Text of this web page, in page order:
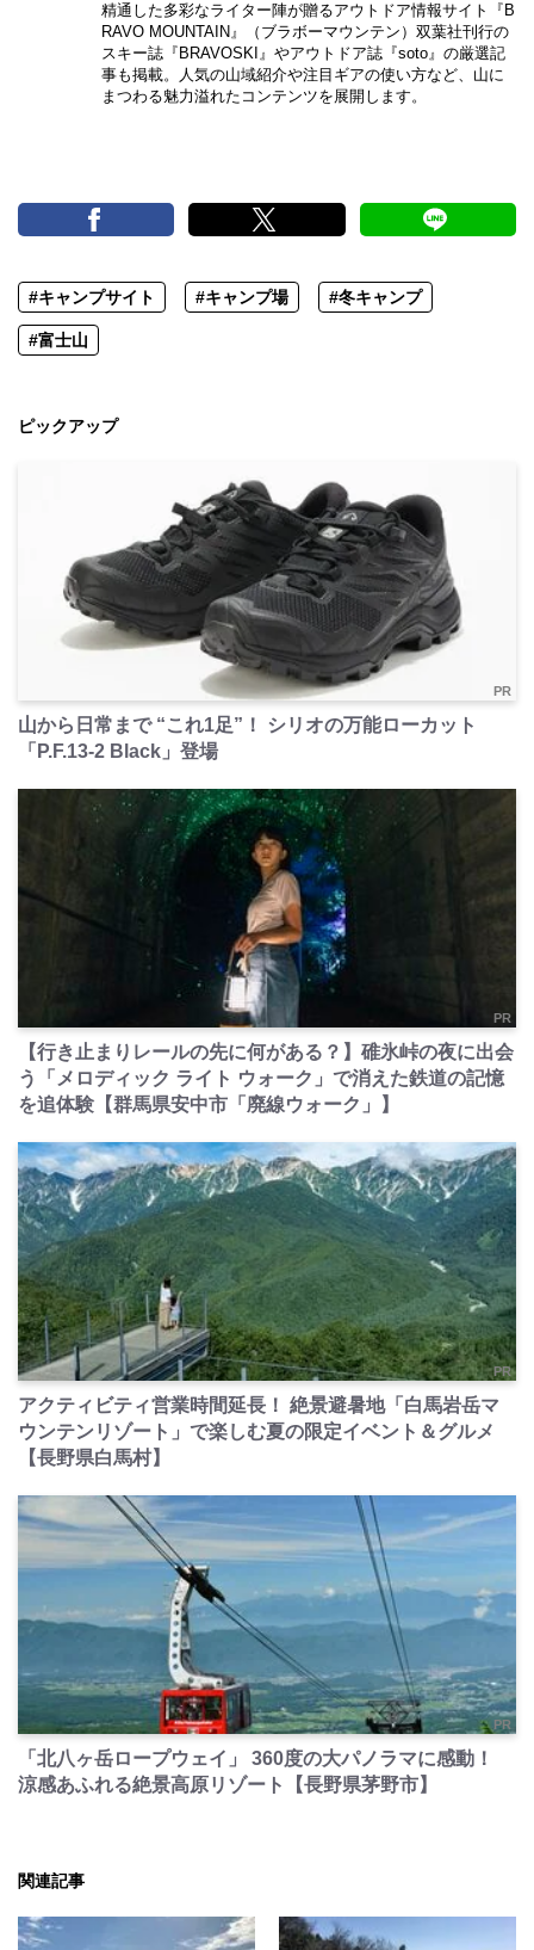
精通した多彩なライター陣が贈るアウトドア情報サイト『B
RAVO MOUNTAIN』（ブラボーマウンテン）双葉社刊行の
スキー誌『BRAVOSKI』やアウトドア誌『soto』の厳選記
事も掲載。人気の山域紹介や注目ギアの使い方など、山に
まつわる魅力溢れたコンテンツを展開します。
#キャンプサイト #キャンプ場 #冬キャンプ
#富士山
ピックアップ
PR
山から日常まで “これ1足”！ シリオの万能ローカット
「P.F.13-2 Black」登場
PR
【行き止まりレールの先に何がある？】碓氷峠の夜に出会
う「メロディック ライト ウォーク」で消えた鉄道の記憶
を追体験【群馬県安中市「廃線ウォーク」】
PR
アクティビティ営業時間延長！ 絶景避暑地「白馬岩岳マ
ウンテンリゾート」で楽しむ夏の限定イベント＆グルメ
【長野県白馬村】
PR
「北八ヶ岳ロープウェイ」 360度の大パノラマに感動！
涼感あふれる絶景高原リゾート【長野県茅野市】
関連記事